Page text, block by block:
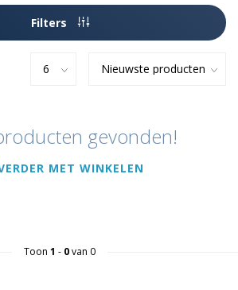
Filters
gevonden!
MET WINKELEN
Toon 1 - 0van 0